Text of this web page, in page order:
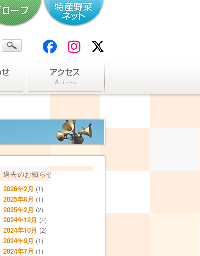
過去のお知らせ
2026年2月 (1)
2025年6月 (1)
2025年2月 (2)
2024年12月 (2)
2024年10月 (2)
2024年9月 (1)
2024年7月 (1)